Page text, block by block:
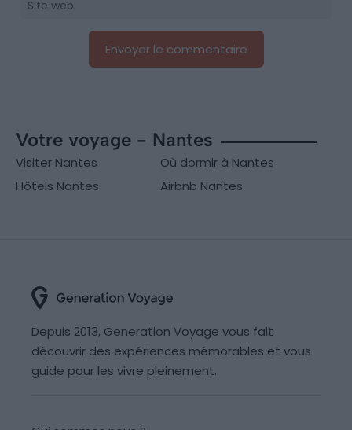
Votre voyage - Nantes
Visiter Nantes
Où dormir à Nantes
Hôtels Nantes
Airbnb Nantes
Depuis 2013, Generation Voyage vous fait
découvrir des expériences mémorables et vous
guide pour les vivre pleinement.